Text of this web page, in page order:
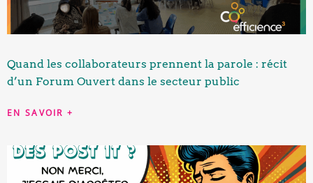
Quand les collaborateurs prennent la parole : récit
d’un Forum Ouvert dans le secteur public
EN SAVOIR +